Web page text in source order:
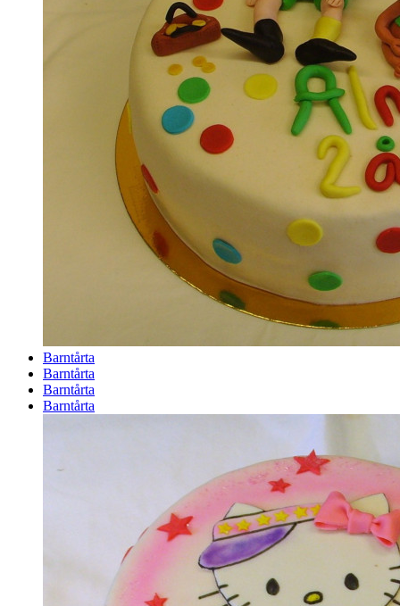
Barntårta
Barntårta
Barntårta
Barntårta